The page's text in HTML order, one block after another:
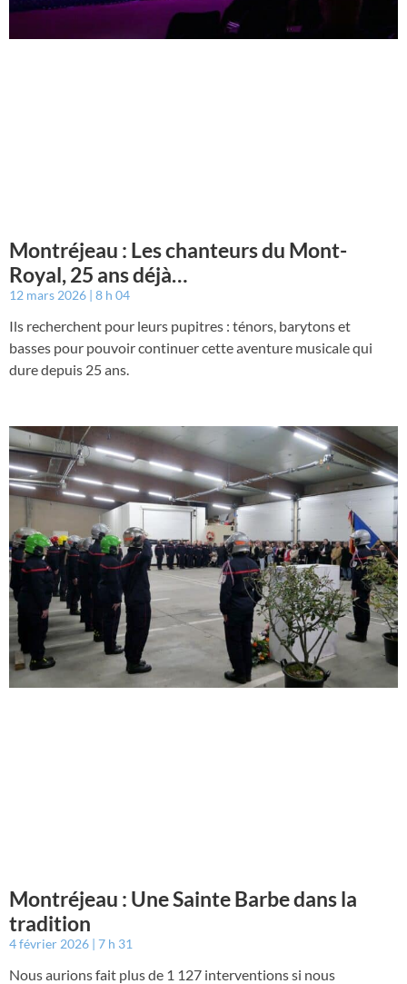
Montréjeau : Les chanteurs du Mont-
Royal, 25 ans déjà…
12 mars 2026 8 h 04
Ils recherchent pour leurs pupitres : ténors, barytons et
basses pour pouvoir continuer cette aventure musicale qui
dure depuis 25 ans.
Montréjeau : Une Sainte Barbe dans la
tradition
4 février 2026 7 h 31
Nous aurions fait plus de 1 127 interventions si nous